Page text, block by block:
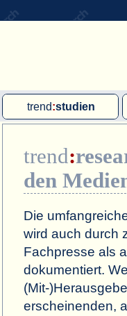
trend:studien
Single-Client-Studien
Internationale Markt Reports
trend:
den
Die
wird auch durch
Fachpresse als
dokumentiert.
(Mit-
erscheinenden,